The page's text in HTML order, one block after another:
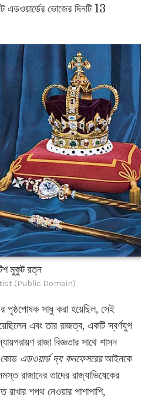
এডওয়ার্ডের ভোজের দিনটি 13
মুকুট রত্ন
(Public Domain)
পৃষ্ঠপোষক সাধু করা হয়েছিল, সেই
এবং তার রাজত্ব, একটি স্বর্ণযুগ
রাজা বিজ্ঞতার সাথে শাসন
কোড এডওয়ার্ড দ্য কনফেসরেরআইনকে
রাজাদের তাদের রাজ্যাভিষেকের
শপথ নেওয়ার পাশাপাশি,